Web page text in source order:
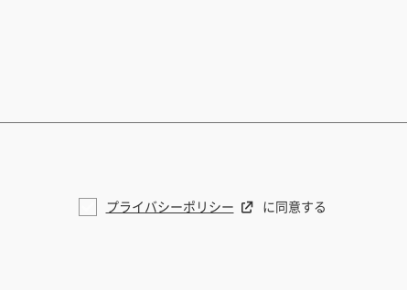
プライバシーポリシー に同意する